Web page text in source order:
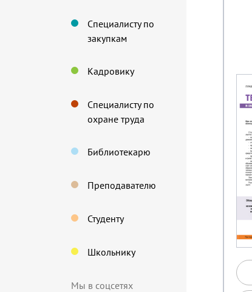
Специалисту по
закупкам
Кадровику
Специалисту по
охране труда
Библиотекарю
Преподавателю
Студенту
Школьнику
Мы в соцсетях